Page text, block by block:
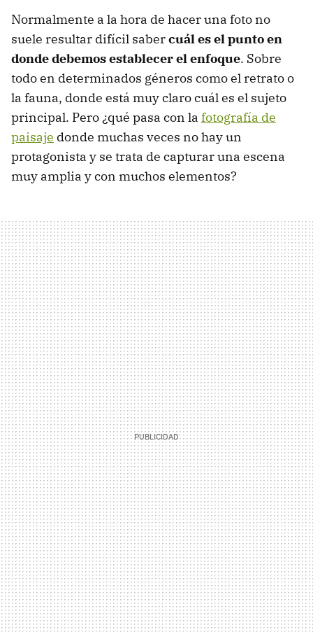
Normalmente a la hora de hacer una foto no
suele resultar difícil sabercuál es el punto en
donde debemos establecer el enfoque. Sobre
todo en determinados géneros como el retrato o
la fauna, donde está muy claro cuál es el sujeto
principal. Pero ¿qué pasa con la fotografía de
paisaje donde muchas veces no hay un
protagonista y se trata de capturar una escena
muy amplia y con muchos elementos?